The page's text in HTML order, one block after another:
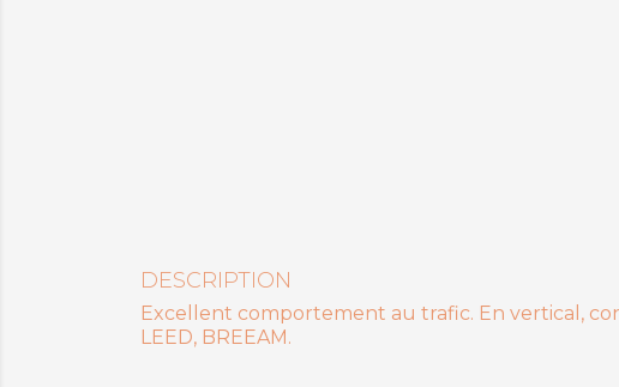
DESCRIPTION
Excellent comportement au trafic. En vertical,
LEED, BREEAM.